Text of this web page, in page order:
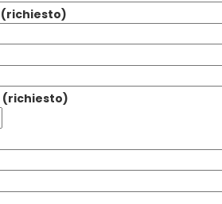
(richiesto)
(richiesto)